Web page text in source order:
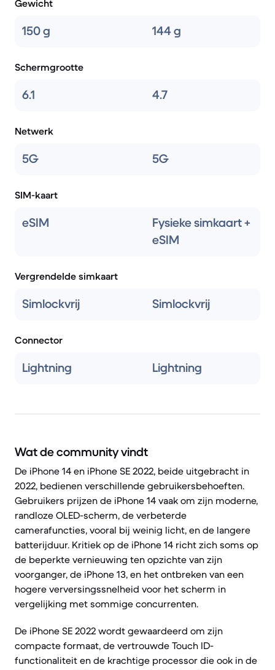
Gewicht
150 g 144 g
Schermgrootte
6.1 4.7
Netwerk
5G 5G
SIM-kaart
eSIM
Fysieke simkaart +
eSIM
Vergrendelde simkaart
Simlockvrij Simlockvrij
Connector
Lightning Lightning
Wat de community vindt
De iPhone 14 en iPhone SE 2022, beide uitgebracht in
2022, bedienen verschillende gebruikersbehoeften.
Gebruikers prijzen de iPhone 14 vaak om zijn moderne,
randloze OLED-scherm, de verbeterde
camerafuncties, vooral bij weinig licht, en de langere
batterijduur. Kritiek op de iPhone 14 richt zich soms op
de beperkte vernieuwing ten opzichte van zijn
voorganger, de iPhone 13, en het ontbreken van een
hogere verversingssnelheid voor het scherm in
vergelijking met sommige concurrenten.
De iPhone SE 2022 wordt gewaardeerd om zijn
compacte formaat, de vertrouwde Touch ID-
functionaliteit en de krachtige processor die ook in de